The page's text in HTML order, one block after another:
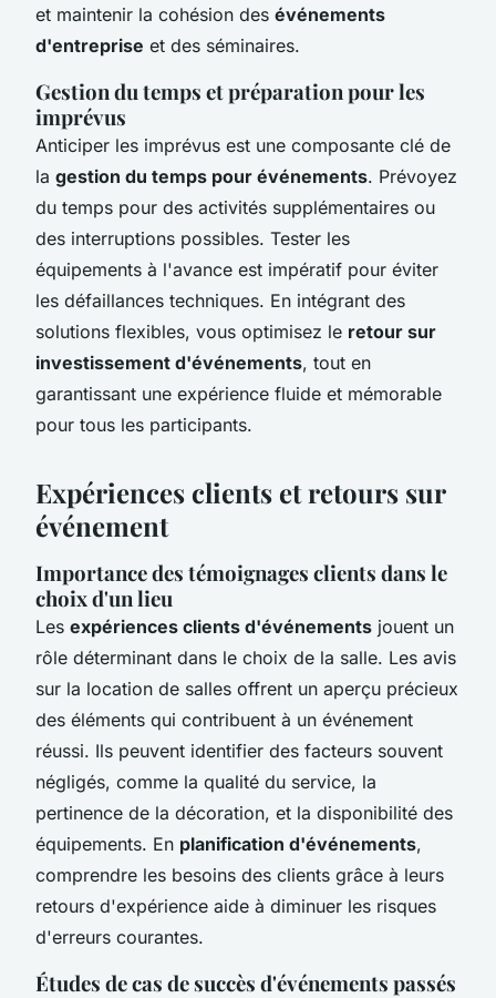
et maintenir la cohésion des événements
d'entreprise et des séminaires.
Gestion du temps et préparation pour les
imprévus
Anticiper les imprévus est une composante clé de
la gestion du temps pour événements. Prévoyez
du temps pour des activités supplémentaires ou
des interruptions possibles. Tester les
équipements à l'avance est impératif pour éviter
les défaillances techniques. En intégrant des
solutions flexibles, vous optimisez le retour sur
investissement d'événements, tout en
garantissant une expérience fluide et mémorable
pour tous les participants.
Expériences clients et retours sur
événement
Importance des témoignages clients dans le
choix d'un lieu
Les expériences clients d'événements jouent un
rôle déterminant dans le choix de la salle. Les avis
sur la location de salles offrent un aperçu précieux
des éléments qui contribuent à un événement
réussi. Ils peuvent identifier des facteurs souvent
négligés, comme la qualité du service, la
pertinence de la décoration, et la disponibilité des
équipements. En planification d'événements,
comprendre les besoins des clients grâce à leurs
retours d'expérience aide à diminuer les risques
d'erreurs courantes.
Études de cas de succès d'événements passés